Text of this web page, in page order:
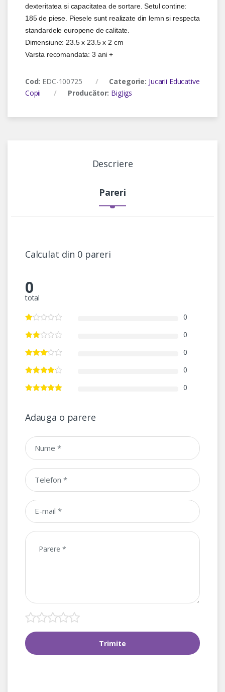
dexteritatea si capacitatea de sortare. Setul contine:
185 de piese. Piesele sunt realizate din lemn si respecta
standardele europene de calitate.
Dimensiune: 23.5 x 23.5 x 2 cm
Varsta recomandata: 3 ani +
Cod: EDC-100725 Categorie: Jucarii Educative
Copii
Producător: BigJigs
Descriere
Pareri
Calculat din 0 pareri
0
total
0
0
0
0
0
Adauga o parere